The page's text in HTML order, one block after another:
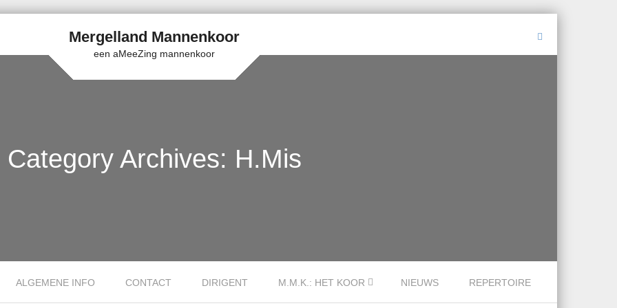
Mergelland Mannenkoor
een aMeeZing mannenkoor
Category Archives: H.Mis
ALGEMENE INFO CONTACT DIRIGENT M.M.K.: HET KOOR NIEUWS REPERTOIRE